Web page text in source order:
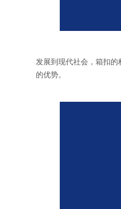
发展到现代社会，箱扣
的优势。